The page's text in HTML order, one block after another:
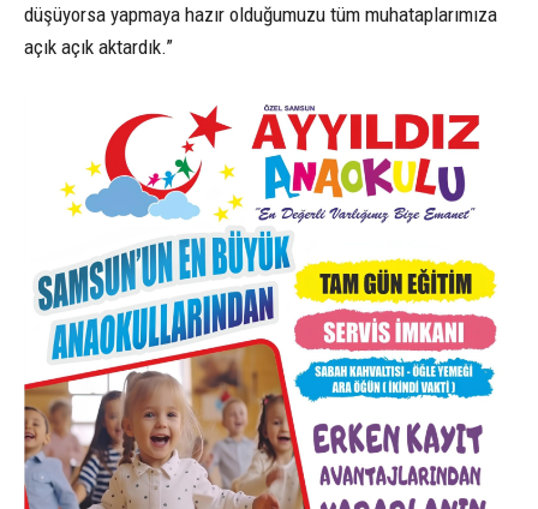
düşüyorsa yapmaya hazır olduğumuzu tüm muhataplarımıza
açık açık aktardık.”